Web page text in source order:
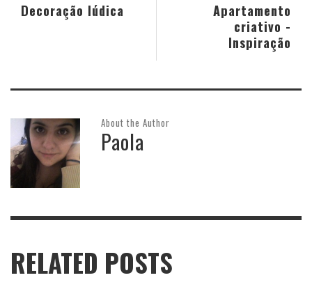
Apartamento
criativo -
Inspiração
Decoração lúdica
About the Author
Paola
RELATED POSTS